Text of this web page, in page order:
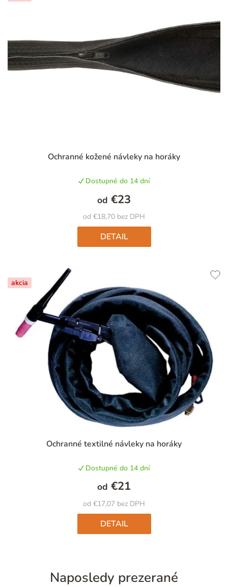
Ochranné kožené návleky na horáky
Dostupné do 14 dní
od €18,70 bez DPH
od €23
DETAIL
akcia
Ochranné textilné návleky na horáky
hodnotenie
je
5,0
z
5
hviezdičiek.
Dostupné do 14 dní
od €17,07 bez DPH
od €21
DETAIL
Naposledy prezerané